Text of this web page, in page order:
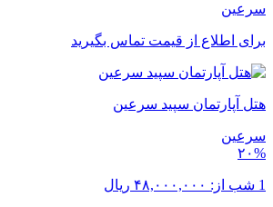
سرعین
برای اطلاع از قیمت تماس بگیرید
هتل آپارتمان سپید سرعین
سرعین
۲۰%
1 شب از: ۴۸,۰۰۰,۰۰۰ ریال